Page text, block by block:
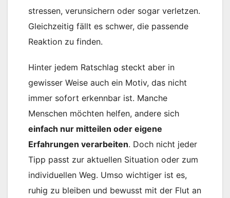
stressen, verunsichern oder sogar verletzen.
Gleichzeitig fällt es schwer, die passende
Reaktion zu finden.
Hinter jedem Ratschlag steckt aber in
gewisser Weise auch ein Motiv, das nicht
immer sofort erkennbar ist. Manche
Menschen möchten helfen, andere sich
einfach nur mitteilen oder eigene
Erfahrungen verarbeiten. Doch nicht jeder
Tipp passt zur aktuellen Situation oder zum
individuellen Weg. Umso wichtiger ist es,
ruhig zu bleiben und bewusst mit der Flut an